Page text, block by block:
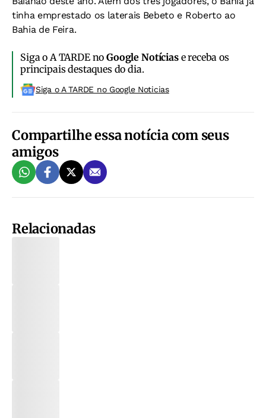
tinha emprestado os laterais Bebeto e Roberto ao
Bahia de Feira.
Siga o A TARDE noGoogle Notíciase receba os
principais destaques do dia.
Siga o A TARDE no Google Noticias
Compartilhe essa notícia com seus
amigos
Relacionadas